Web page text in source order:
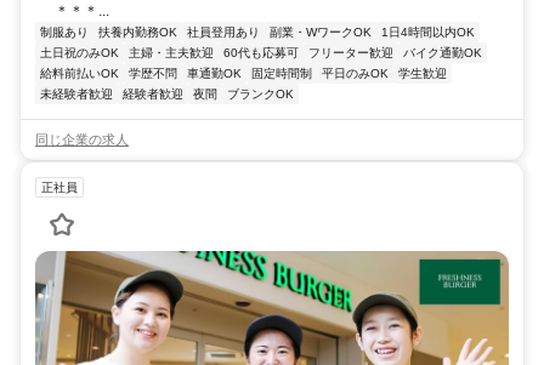
＊＊＊...
制服あり 扶養内勤務OK 社員登用あり 副業・WワークOK
1日4時間以内OK
土日祝のみOK
主婦・主夫歓迎 60代も応募可 フリーター歓迎
バイク通勤OK
給料前払いOK
学歴不問 車通勤OK 固定時間制 平日のみOK
学生歓迎
未経験者歓迎
経験者歓迎 夜間 ブランクOK
同じ企業の求人
正社員